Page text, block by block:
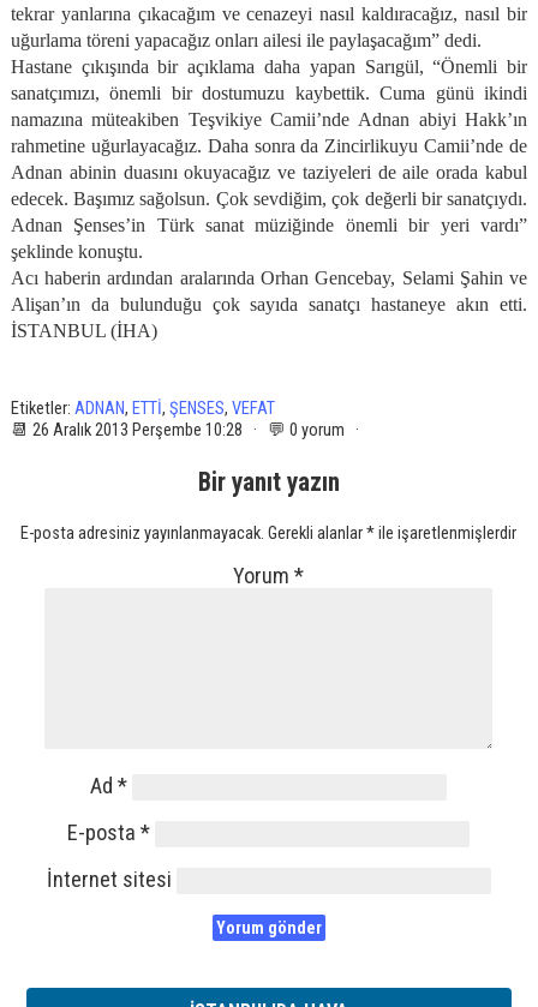
tekrar yanlarına çıkacağım ve cenazeyi nasıl kaldıracağız, nasıl bir
uğurlama töreni yapacağız onları ailesi ile paylaşacağım” dedi.
Hastane çıkışında bir açıklama daha yapan Sarıgül, “Önemli bir
sanatçımızı, önemli bir dostumuzu kaybettik. Cuma günü ikindi
namazına müteakiben Teşvikiye Camii’nde Adnan abiyi Hakk’ın
rahmetine uğurlayacağız. Daha sonra da Zincirlikuyu Camii’nde de
Adnan abinin duasını okuyacağız ve taziyeleri de aile orada kabul
edecek. Başımız sağolsun. Çok sevdiğim, çok değerli bir sanatçıydı.
Adnan Şenses’in Türk sanat müziğinde önemli bir yeri vardı”
şeklinde konuştu.
Acı haberin ardından aralarında Orhan Gencebay, Selami Şahin ve
Alişan’ın da bulunduğu çok sayıda sanatçı hastaneye akın etti.
İSTANBUL (İHA)
Etiketler: ADNAN, ETTİ, ŞENSES, VEFAT
📆 26 Aralık 2013 Perşembe 10:28 · 💬 0 yorum ·
Bir yanıt yazın
E-posta adresiniz yayınlanmayacak. Gerekli alanlar*ile işaretlenmişlerdir
Yorum*
Ad*
E-posta*
İnternet sitesi